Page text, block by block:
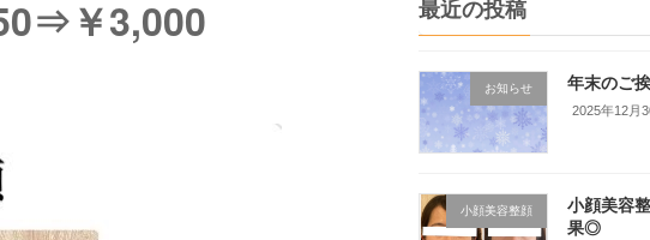
￥3,000 最近の投稿
お知らせ 年末のご
2025年12月
小顔美容整顔
小顔美容
果◎